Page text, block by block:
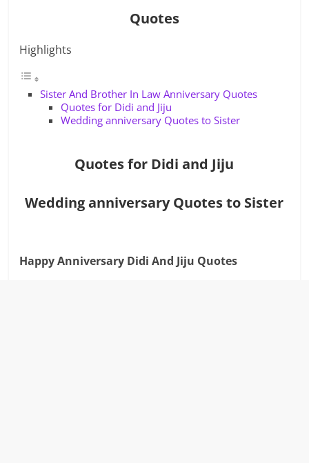
Quotes
Highlights
Sister And Brother In Law Anniversary Quotes
Quotes for Didi and Jiju
Wedding anniversary Quotes to Sister
Quotes for Didi and Jiju
Wedding anniversary Quotes to Sister
Happy Anniversary Didi And Jiju Quotes